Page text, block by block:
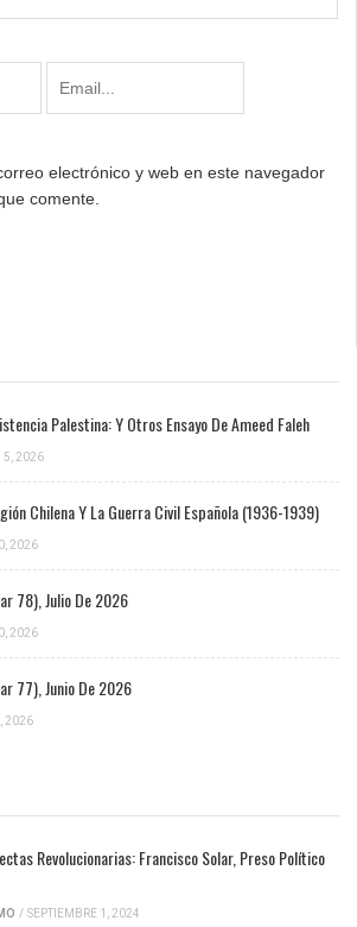
electrónico y web en este navegador
comente.
Palestina: Y Otros Ensayo De Ameed Faleh
5, 2026
Chilena Y La Guerra Civil Española (1936-1939)
2026
78), Julio De 2026
2026
77), Junio De 2026
2026
Revolucionarias: Francisco Solar, Preso Político
/ SEPTIEMBRE 1, 2024